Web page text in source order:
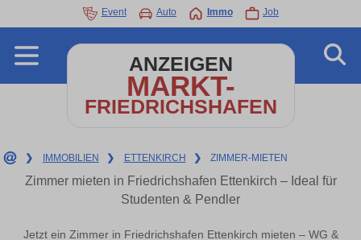
Event Auto Immo Job
ANZEIGEN
MARKT-
FRIEDRICHSHAFEN
❯ IMMOBILIEN ❯ ETTENKIRCH ❯ ZIMMER-MIETEN
Zimmer mieten in Friedrichshafen Ettenkirch – Ideal für
Studenten & Pendler
Jetzt ein Zimmer in Friedrichshafen Ettenkirch mieten – WG &